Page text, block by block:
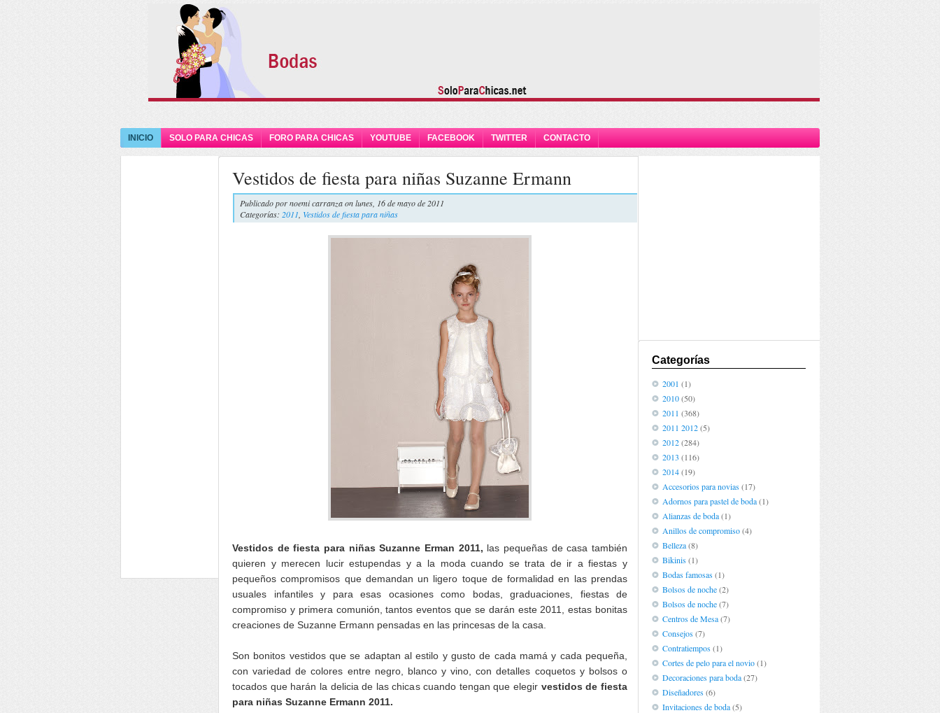
INICIO SOLO PARA CHICAS FORO PARA CHICAS YOUTUBE FACEBOOK TWITTER CONTACTO
Vestidos de fiesta para niñas Suzanne Ermann
Publicado pornoemi carranzaon lunes, 16 de mayo de 2011
Categorías: 2011 Vestidos de fiesta para niñas
Vestidos de fiesta para niñas Suzanne Erman 2011, las pequeñas de casa también
quieren y merecen lucir estupendas y a la moda cuando se trata de ir a fiestas y
pequeños compromisos que demandan un ligero toque de formalidad en las prendas
usuales infantiles y para esas ocasiones como bodas, graduaciones, fiestas de
compromiso y primera comunión, tantos eventos que se darán este 2011, estas bonitas
creaciones de Suzanne Ermann pensadas en las princesas de la casa.
Son bonitos vestidos que se adaptan al estilo y gusto de cada mamá y cada pequeña,
con variedad de colores entre negro, blanco y vino, con detalles coquetos y bolsos o
tocados que harán la delicia de las chicas cuando tengan que elegir vestidos de fiesta
para niñas Suzanne Ermann 2011.
Categorías
2001 (1)
2010(50)
2011 (368)
2011 2012(5)
2012(284)
2013 (116)
2014(19)
Accesorios para novias(17)
Adornos para pastel de boda(1)
Alianzas de boda(1)
Anillos de compromiso(4)
Belleza(8)
Bikinis(1)
Bodas famosas(1)
Bolsos de noche(2)
Bolsos de noche(7)
Centros de Mesa(7)
Consejos(7)
Contratiempos(1)
Cortes de pelo para el novio(1)
Decoraciones para boda(27)
Diseñadores(6)
Invitaciones de boda(5)